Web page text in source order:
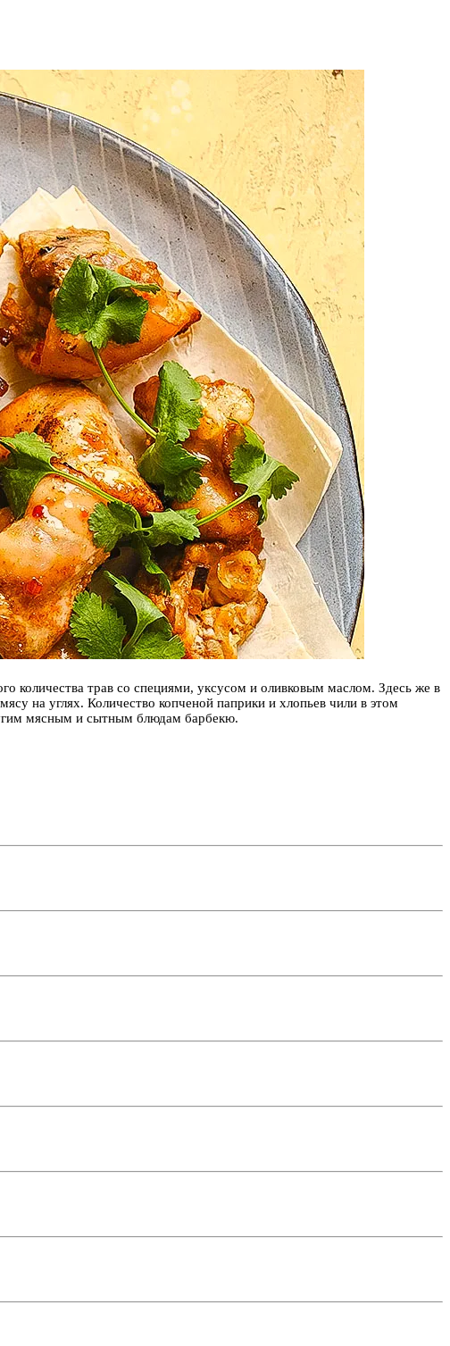
количества трав со специями, уксусом и оливковым маслом. Здесь же в
на углях. Количество копченой паприки и хлопьев чили в этом
мясным и сытным блюдам барбекю.